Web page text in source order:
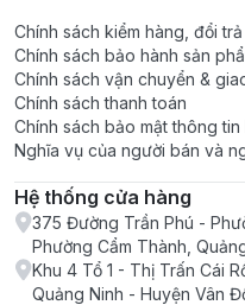
Chính sách kiểm hàng, đổi
Chính sách bảo hành sản
Chính sách vận chuyển &
Chính sách thanh toán
Chính sách bảo mật thông
Nghĩa vụ của người bán và
Hệ thống cửa hàng
375 Đường Trần Phú -
Phường Cẩm Thành,
Khu 4 Tổ 1 - Thị Trấn Cái
Quảng Ninh - Huyện Vân